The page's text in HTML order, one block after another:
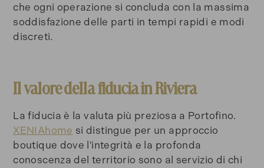
che ogni operazione si concluda con la massima
soddisfazione delle parti in tempi rapidi e modi
discreti.
Il valore della fiducia in Riviera
La fiducia è la valuta più preziosa a Portofino.
XENIAhome si distingue per un approccio
boutique dove l'integrità e la profonda
conoscenza del territorio sono al servizio di chi